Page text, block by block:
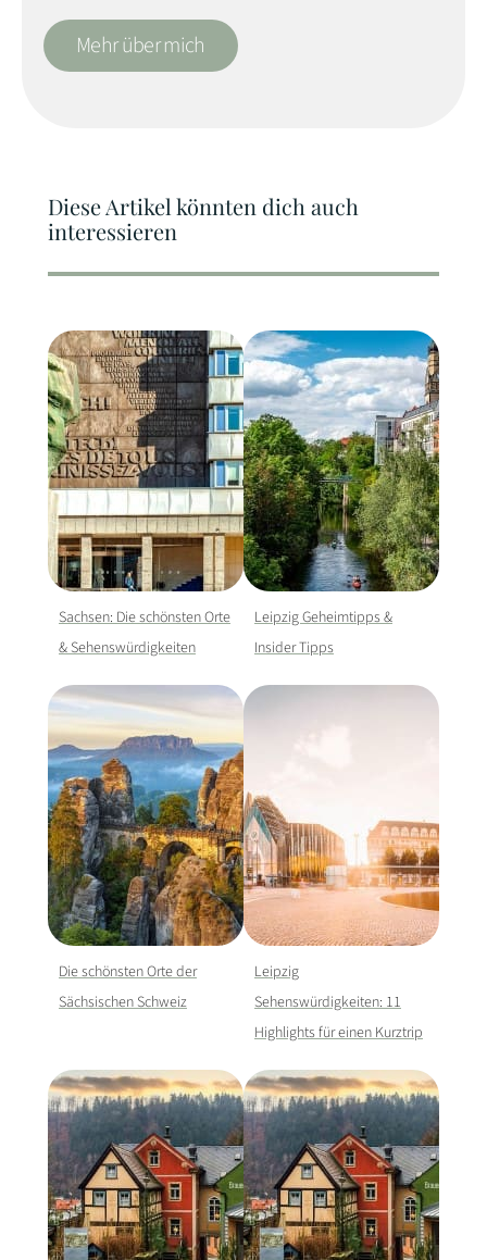
Mehr über mich
Diese Artikel könnten dich auch
interessieren
Sachsen: Die schönsten Orte
& Sehenswürdigkeiten
Leipzig Geheimtipps &
Insider Tipps
Die schönsten Orte der
Sächsischen Schweiz
Leipzig
Sehenswürdigkeiten: 11
Highlights für einen Kurztrip